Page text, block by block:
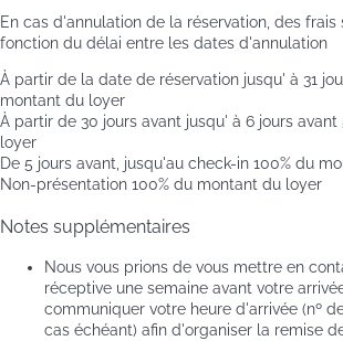
En cas d'annulation de la réservation, des frais
fonction du délai entre les dates d'annulation
À partir de la date de réservation jusqu' à 31
montant du loyer
À partir de 30 jours avant jusqu' à 6 jours avant
loyer
De 5 jours avant, jusqu'au check-in 100% du
Non-présentation 100% du montant du loyer
Notes supplémentaires
Nous vous prions de vous mettre en
réceptive une semaine avant votre
communiquer votre heure d'arrivée (nº
cas échéant) afin d'organiser la remise